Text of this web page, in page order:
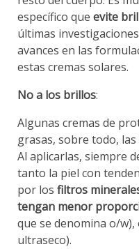
específico que evite
últimas
avances en las
estas cremas solares.
No a los brillos:
Algunas cremas de
grasas, sobre todo,
Al aplicarlas, siempre
tanto la piel con
por losfiltros
tengan menor
que se denomina o/
ultraseco).